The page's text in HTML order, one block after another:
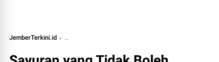
JemberTerkini.id Sayuran yang tidak boleh dimakan penderita asam